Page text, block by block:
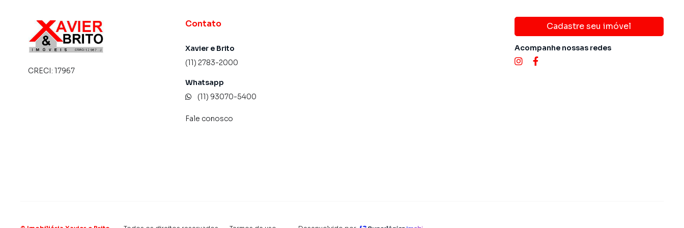
CRECI: 17967
Contato
Xavier e Brito
(11) 2783-2000
Whatsapp
(11) 93070-5400
Fale conosco
Cadastre seu imóvel
Acompanhe nossas redes